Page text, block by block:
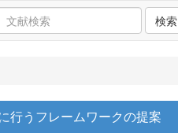
検索
行うフレームワークの提案